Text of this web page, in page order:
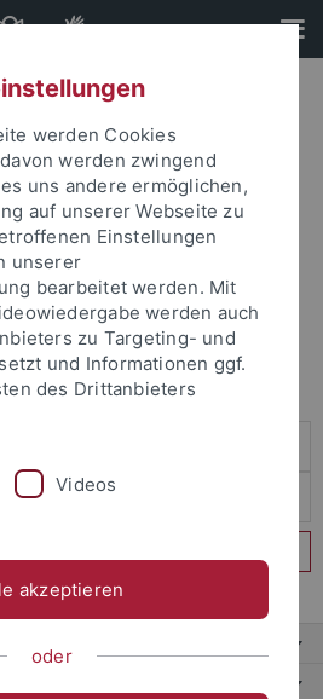
und Ihr Passwort an um sich
werden Cookies
werden zwingend
uns andere ermöglichen,
auf unserer Webseite zu
Einstellungen
unserer
bearbeitet werden. Mit
werden auch
zu Targeting- und
und Informationen ggf.
des Drittanbieters
Videos
akzeptieren
oder